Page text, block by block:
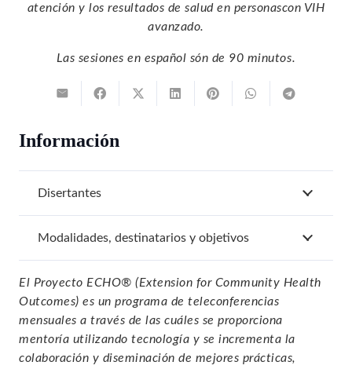
atención y los resultados de salud en personascon VIH
avanzado.
Las sesiones en español són de 90 minutos.
Información
Disertantes
Modalidades, destinatarios y objetivos
El Proyecto ECHO® (Extension for Community Health
Outcomes) es un programa de teleconferencias
mensuales a través de las cuáles se proporciona
mentoría utilizando tecnología y se incrementa la
colaboración y diseminación de mejores prácticas,